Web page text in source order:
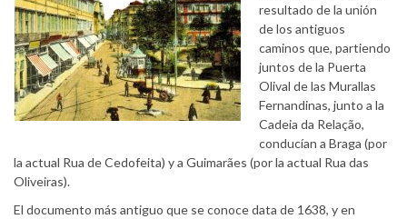
resultado de la unión
de los antiguos
caminos que, partiendo
juntos de la Puerta
Olival de las Murallas
Fernandinas, junto a la
Cadeia da Relação,
conducían a Braga (por
la actual Rua de Cedofeita) y a Guimarães (por la actual Rua das
Oliveiras).
El documento más antiguo que se conoce data de 1638, y en